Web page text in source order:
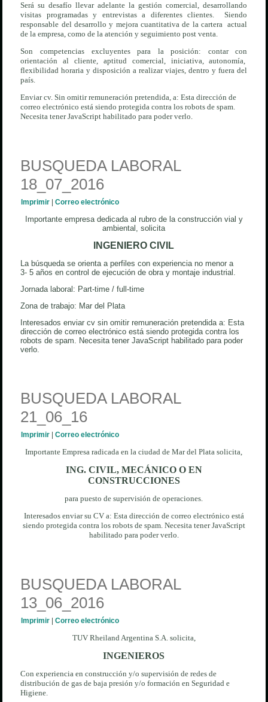
Será su desafío llevar adelante la gestión comercial, desarrollando
visitas programadas y entrevistas a diferentes clientes. Siendo
responsable del desarrollo y mejora cuantitativa de la cartera actual
de la empresa, como de la atención y seguimiento post venta.
Son competencias excluyentes para la posición: contar con
orientación al cliente, aptitud comercial, iniciativa, autonomía,
flexibilidad horaria y disposición a realizar viajes, dentro y fuera del
país.
Enviar cv. Sin omitir remuneración pretendida, a:Esta dirección de
correo electrónico está siendo protegida contra los robots de spam.
Necesita tener JavaScript habilitado para poder verlo.
BUSQUEDA LABORAL
18_07_2016
Imprimir |Correo electrónico
Importante empresa dedicada al rubro de la construcción vial y
ambiental, solicita
INGENIERO CIVIL
La búsqueda se orienta a perfiles con experiencia no menor a
3- 5 años en control de ejecución de obra y montaje industrial.
Jornada laboral: Part-time / full-time
Zona de trabajo: Mar del Plata
Interesados enviar cv sin omitir remuneración pretendida a: Esta
dirección de correo electrónico está siendo protegida contra los
robots de spam. Necesita tener JavaScript habilitado para poder
verlo.
BUSQUEDA LABORAL
21_06_16
Imprimir |Correo electrónico
Importante Empresa radicada en la ciudad de Mar del Plata solicita,
ING. CIVIL, MECÁNICO O EN
CONSTRUCCIONES
para puesto de supervisión de operaciones.
Interesados enviar su CV a: Esta dirección de correo electrónico está
siendo protegida contra los robots de spam. Necesita tener JavaScript
habilitado para poder verlo.
BUSQUEDA LABORAL
13_06_2016
Imprimir |Correo electrónico
TUV Rheiland Argentina S.A. solicita,
INGENIEROS
Con experiencia en construcción y/o supervisión de redes de
distribución de gas de baja presión y/o formación en Seguridad e
Higiene.